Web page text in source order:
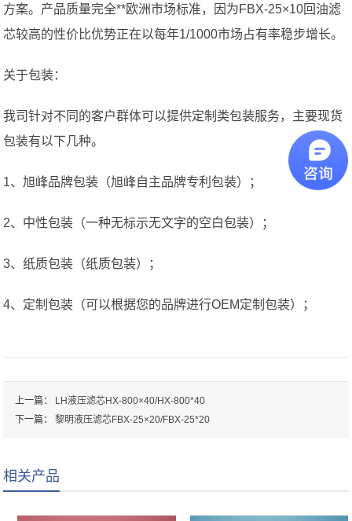
方案。产品质量完全**欧洲市场标准，因为FBX-25×10回油滤
芯较高的性价比优势正在以每年1/1000市场占有率稳步增长。
关于包装：
我司针对不同的客户群体可以提供定制类包装服务，主要现货
包装有以下几种。
1、旭峰品牌包装（旭峰自主品牌专利包装）；
2、中性包装（一种无标示无文字的空白包装）；
3、纸质包装（纸质包装）；
4、定制包装（可以根据您的品牌进行OEM定制包装）；
上一篇：
LH液压滤芯HX-800×40/HX-800*40
下一篇：黎明液压滤芯FBX-25×20/FBX-25*20
相关产品